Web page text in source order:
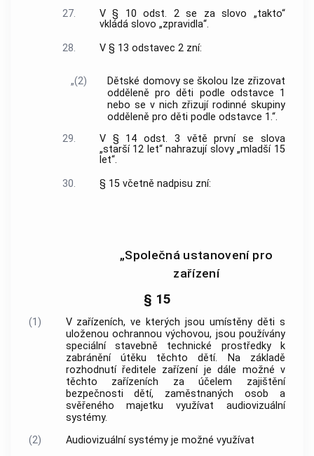
27.
V § 10 odst. 2 se za slovo „takto“
vkládá slovo „zpravidla“.
28.
V § 13 odstavec 2 zní:
„(2)
Dětské domovy se školou lze zřizovat
odděleně pro děti podle odstavce 1
nebo se v nich zřizují rodinné skupiny
odděleně pro děti podle odstavce 1.“.
29.
V § 14 odst. 3 větě první se slova
„starší 12 let“ nahrazují slovy „mladší 15
let“.
30.
§ 15 včetně nadpisu zní:
„Společná ustanovení pro
zařízení
§ 15
(1)
V zařízeních, ve kterých jsou umístěny děti s
uloženou ochrannou výchovou, jsou používány
speciální stavebně technické prostředky k
zabránění útěku těchto dětí. Na základě
rozhodnutí ředitele zařízení je dále možné v
těchto zařízeních za účelem zajištění
bezpečnosti dětí, zaměstnaných osob a
svěřeného majetku využívat audiovizuální
systémy.
(2)
Audiovizuální systémy je možné využívat